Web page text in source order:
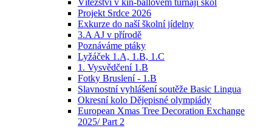
Projekt Srdce 2026
Exkurze do naší školní jídelny
3.A AJ v přírodě
Poznáváme ptáky
Lyžáček 1.A, 1.B, 1.C
1. Vysvědčení 1.B
Fotky Bruslení - 1.B
Slavnostní vyhlášení soutěže Basic Lingua
Okresní kolo Dějepisné olympiády
European Xmas Tree Decoration Exchange
2025/ Part 2